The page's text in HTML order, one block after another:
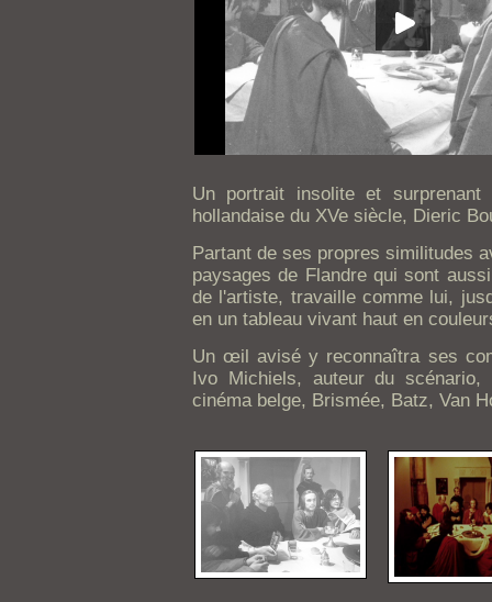
Un portrait insolite et
hollandaise du XVe siècle, Dieric
Partant de ses propres similitudes
paysages de Flandre qui sont
de l'artiste, travaille comme lui,
en un tableau vivant haut en
Un œil avisé y reconnaîtra ses
Ivo Michiels, auteur du scénario,
cinéma belge, Brismée, Batz, Van